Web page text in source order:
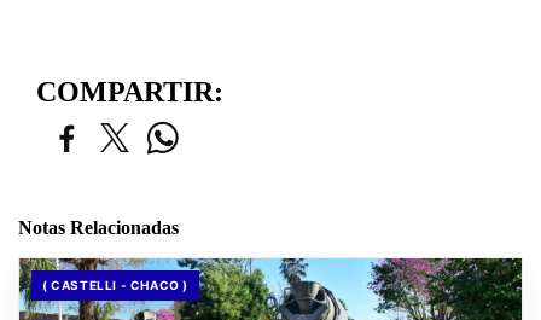
COMPARTIR:
Notas Relacionadas
( CASTELLI - CHACO )